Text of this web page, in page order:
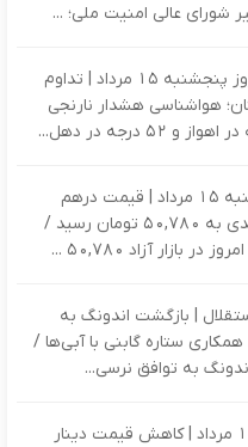
شورای عالی امنیت ملی؛ ...
پیش‌بینی آب‌ و هوای امروز پنجشنبه ۱۵ مرداد | تداوم
بی‌ سابقه در ۶ استان؛ هواشناسی هشدار نارنجی
بازار ارز و طلا امروز پنجشنبه ۱۵ مرداد | قیمت درهم
امارات با افزایش ۰.۱ درصدی به ۵۰,۷۸۰ تومان رسید /
آزاد ۵۰,۷۸۰ ...
| بازگشت اندونگ به
ستاره گابنی با آبی‌ها /
به توافق نرسی...
بازار ارز امروز پنجشنبه ۱۵ مرداد | کاهش قیمت دینار